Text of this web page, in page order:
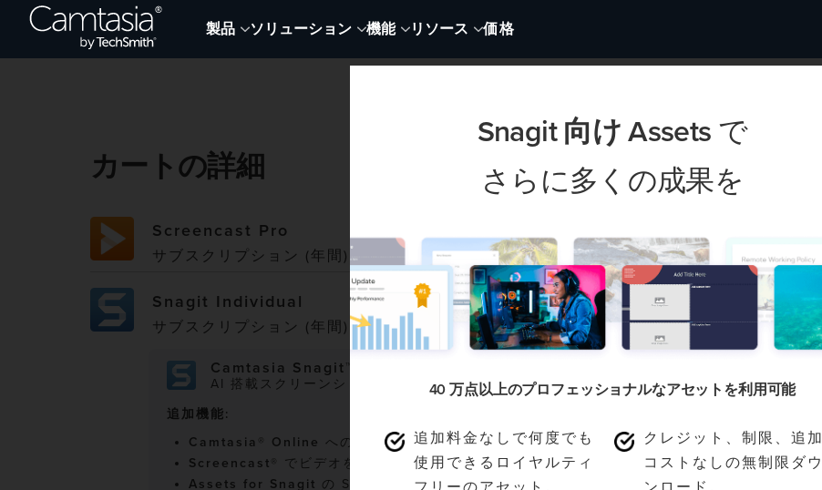
テ
Snagit 向け Assets で
さらに多くの成果を
40 万点以上のプロフェッショナルなアセットを利用可能
追加料金なしで何度でも
使用できるロイヤルティ
クレジット、制限、追加
コストなしの無制限ダウ
製品 ソリューション 機能 リソース 価格
カートの詳細
Screencast Pro
サブスクリプション (年間) - + $99.99
Snagit Individual
サブスクリプション (年間)
$39.00
Camtasia Snagit™
AI 搭載スクリーンショット編集での画面キャプチャと録画
追加機能:
Camtasia® Online へのアクセス
Screencast®
でビデオを 25 本まで共有
Assets for Snagit の Starter アセットへのアクセス